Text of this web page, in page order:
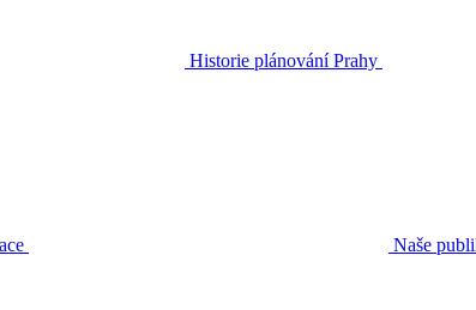
Historie plánování Prahy
Naše